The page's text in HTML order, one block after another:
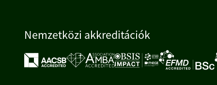
Nemzetközi akkreditációk